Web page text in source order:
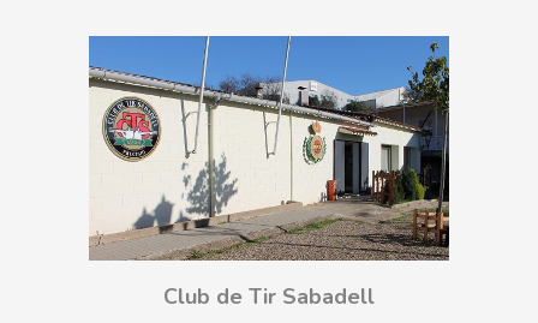
Club de Tir Sabadell